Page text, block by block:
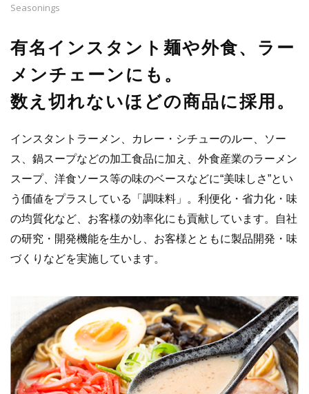
Seasonings
有名インスタント麺や外食、ラー
メンチェーンにも。
数え切れないほどの商品に採用。
インスタントラーメン、カレー・シチューのルー、ソー
ス、鍋スープなどの加工食品に加え、外食産業のラーメン
スープ、洋食ソース等の味のベースなどに“美味しさ”とい
う価値をプラスしている「調味料」。利便化・省力化・味
の均質化など、お客様の効率化にも貢献しています。自社
の研究・開発機能を生かし、お客様とともに製品開発・味
づくりなどを実施しています。